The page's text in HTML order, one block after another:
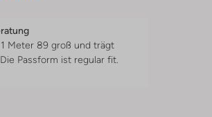
Meter 89 groß und trägt
Die Passform ist regular fit